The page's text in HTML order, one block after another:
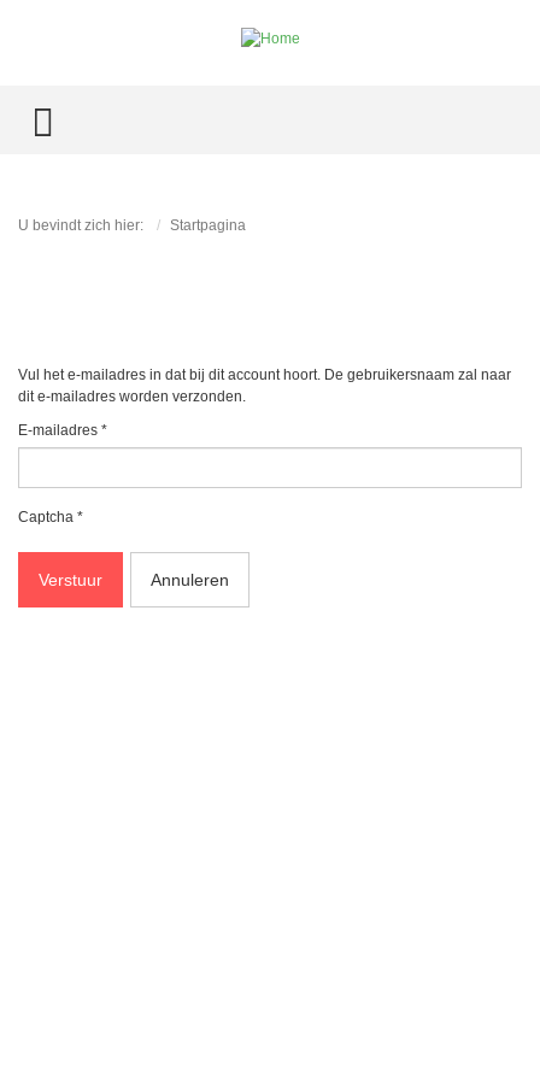
TOGGLE MENU
U bevindt zich hier: Startpagina
Vul het e-mailadres in dat bij dit account hoort. De gebruikersnaam zal naar
dit e-mailadres worden verzonden.
E-mailadres *
Captcha *
Verstuur Annuleren